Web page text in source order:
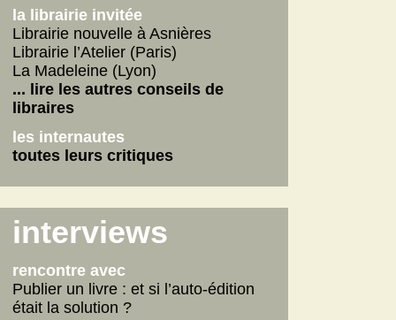
Stupor Mundi
... lire les autres
internautes
Yoga
Betty
les autres critiques des internautes
Scarlett
La fabrique des pervers
... lire les autres
la librairie invitée
Librairie nouvelle à Asnières
Librairie l’Atelier (Paris)
La Madeleine (Lyon)
... lire les autres conseils de
libraires
les internautes
toutes leurs critiques
interviews
rencontre avec
Publier un livre : et si l’auto-édition
était la solution ?